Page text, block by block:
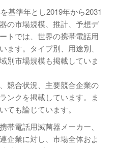
基準年とし2019年から2031
の市場規模、推計、予想デ
トでは、世界の携帯電話用
ます。タイプ別、用途別、
別市場規模も掲載していま
競合状況、主要競合企業の
ンクを掲載しています。ま
ても論じています。
帯電話用滅菌器メーカー、
企業に対し、市場全体およ